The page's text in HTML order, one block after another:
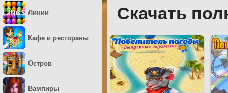
Скачать
Линии
Кафе и рестораны
Остров
Вампиры